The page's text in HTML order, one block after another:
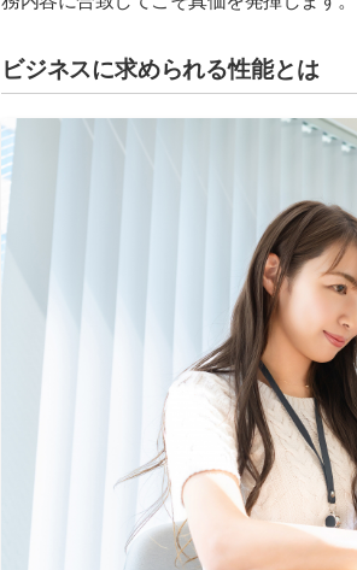
ビジネスに求められる性能とは